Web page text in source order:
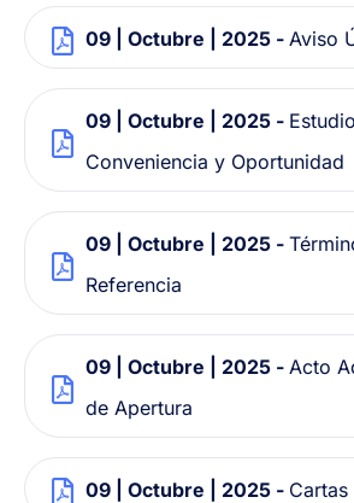
09 | Octubre | 2025 - Aviso
09 | Octubre | 2025 -
Conveniencia y Oportunidad
09 | Octubre | 2025 -
Referencia
09 | Octubre | 2025 - Acto
de Apertura
09 | Octubre | 2025 -